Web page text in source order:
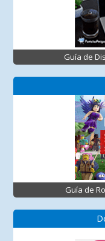
Guía de
Guía de